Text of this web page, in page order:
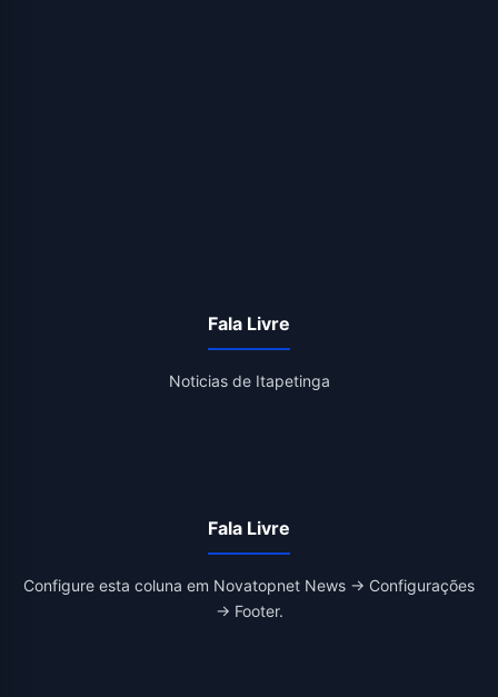
Fala Livre
Noticias de Itapetinga
Fala Livre
Configure esta coluna em Novatopnet News → Configurações
→ Footer.